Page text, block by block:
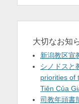
大切なお知
新潟教区宣
シノドスと
priorities of
Tiên Của
司教年頭書